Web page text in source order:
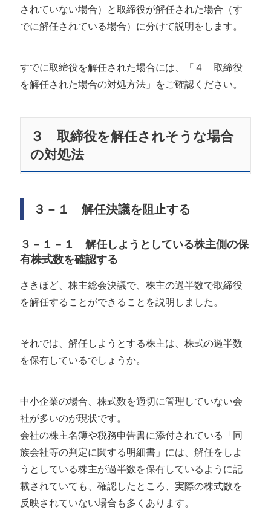
されていない場合）と取締役が解任された場合（す
でに解任されている場合）に分けて説明をします。
すでに取締役を解任された場合には、「４ 取締役
を解任された場合の対処方法」をご確認ください。
３ 取締役を解任されそうな場合
の対処法
３－１ 解任決議を阻止する
３－１－１ 解任しようとしている株主側の保
有株式数を確認する
さきほど、株主総会決議で、株主の過半数で取締役
を解任することができることを説明しました。
それでは、解任しようとする株主は、株式の過半数
を保有しているでしょうか。
中小企業の場合、株式数を適切に管理していない会
社が多いのが現状です。
会社の株主名簿や税務申告書に添付されている「同
族会社等の判定に関する明細書」には、解任をしよ
うとしている株主が過半数を保有しているように記
載されていても、確認したところ、実際の株式数を
反映されていない場合も多くあります。